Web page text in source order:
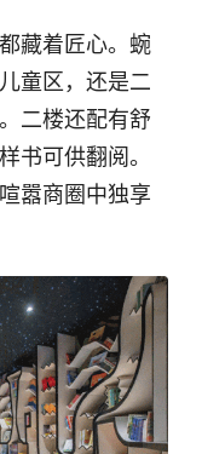
藏着匠心。蜿
童区，还是二
二楼还配有舒
书可供翻阅。
嚣商圈中独享